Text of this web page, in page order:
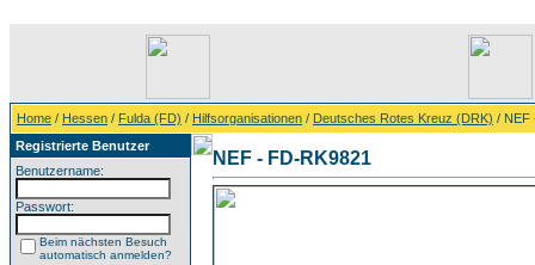
Home / Hessen / Fulda (FD) / Hilfsorganisationen / Deutsches Rotes Kreuz (DRK) / NEF
Registrierte Benutzer
Benutzername:
Passwort:
Beim nächsten Besuch
automatisch anmelden?
NEF - FD-RK9821